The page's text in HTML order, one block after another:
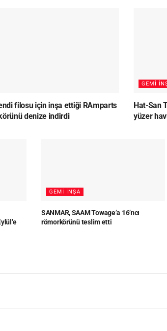
filosu için inşa ettiği RAmparts
denize indirdi
GEMI
Hat-San
yüzer
GEMI İNŞA
SANMAR, SAAM Towage’a 16’ncı
römorkörünü teslim etti